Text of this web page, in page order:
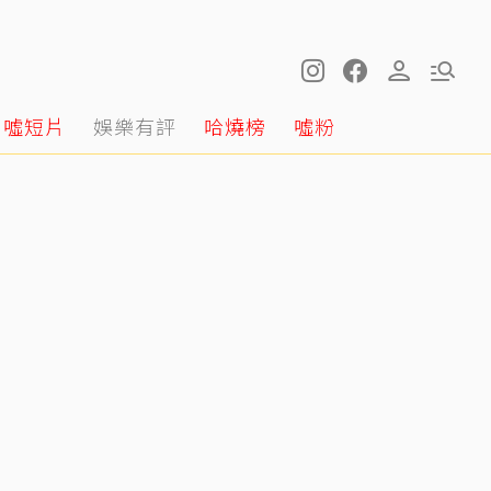
噓短片 娛樂有評 哈燒榜 噓粉